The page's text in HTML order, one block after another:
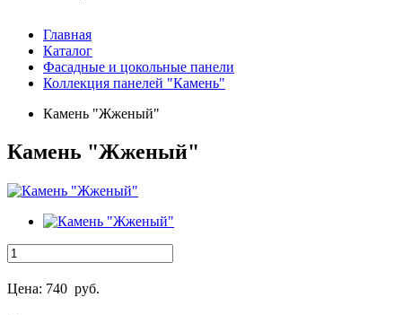
Главная
Каталог
Фасадные и цокольные панели
Коллекция панелей "Камень"
Камень "Жженый"
Камень "Жженый"
Цена: 740 руб.